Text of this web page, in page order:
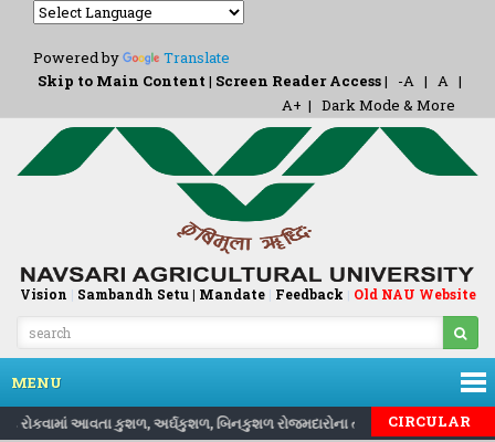
Powered by
Translate
Skip to Main Content | Screen Reader Access| -A | A |
A+ | Dark Mode & More
Vision | Sambandh Setu | Mandate| Feedback | Old NAU Website
MENU
રોકવામાં આવતા કુશળ, અર્ઘકુશળ, બિનકુશળ રોજમદારોના તા.૧/૮/ર૦ર૬ થી તા.૩૧/
CIRCULAR